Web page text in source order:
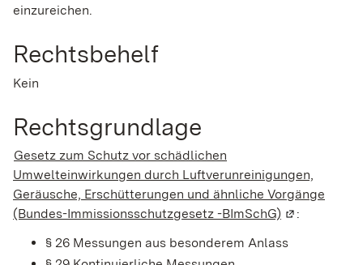
einzureichen.
Rechtsbehelf
Kein
Rechtsgrundlage
Gesetz zum Schutz vor schädlichen
Umwelteinwirkungen durch Luftverunreinigungen,
Geräusche, Erschütterungen und ähnliche Vorgänge
(Bundes-Immissionsschutzgesetz -BImSchG) (Wird in
:
§ 26 Messungen aus besonderem Anlass